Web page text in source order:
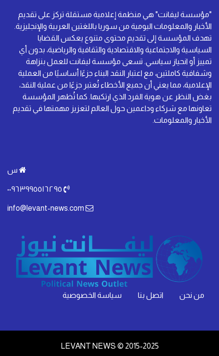
"مؤسسة ليفانت" هي منظمة إعلامية مستقلة تركز على تقديم
الأخبار والمعلومات اليومية من سوريا باللغتين العربية والإنجليزية.
تهدف المؤسسة إلى تقديم محتوى متنوع يعكس القضايا
السياسية والاجتماعية والاقتصادية والثقافية والرياضية، بدون أي
تمييز أو انحياز سياسي. تسعى مؤسسة ليفانت للعمل بنزاهة
وشفافية كاملتين، مع اعتبار النقد البناء جزءًا أساسيًا من العملية
الإعلامية، مما يعني أن جميع الأخطاء تُعتبر جزءًا من عملية النقد،
بغض النظر عن هوية الفرد الذي ارتكبها. كما تُظهر المؤسسة
تعاونها مع شركاء وداعمين حول العالم لتعزيز مهمتها في تقديم
الأخبار والمعلومات.
س
info@levant-news.com
من نحن اتصل بنا سياسة الخصوصية
LEVANT NEWS © 2015-2025